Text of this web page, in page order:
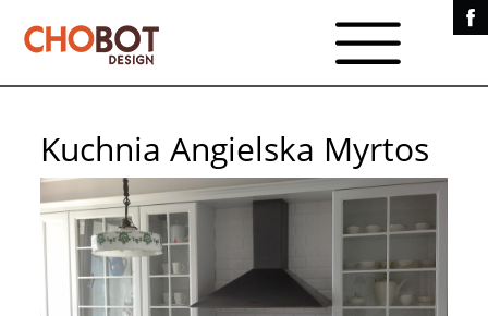
Kuchnia Angielska Myrtos